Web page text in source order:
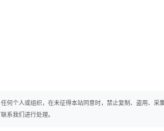
何个人或组织，在未征得本站同意时，禁止复制、盗用、采
系我们进行处理。